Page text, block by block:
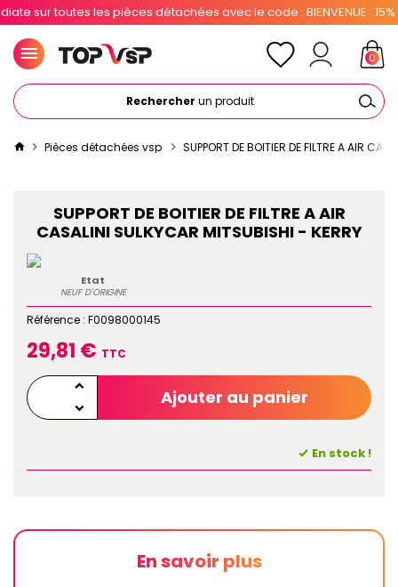
sur toutes les pièces détachées avec le code : BIENVENUE . 15%
Rechercher un produit
0
Pièces détachées vsp SUPPORT DE BOITIER DE FILTRE A AIR
SUPPORT DE BOITIER DE FILTRE A AIR
CASALINI SULKYCAR MITSUBISHI - KERRY
Etat
NEUF D'ORIGINE
Référence : F0098000145
29,81 € TTC
Ajouter au panier
En stock !
En savoir plus